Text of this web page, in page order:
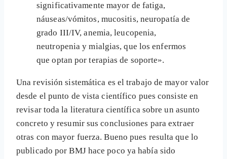
significativamente mayor de fatiga,
náuseas/vómitos, mucositis, neuropatía de
grado III/IV, anemia, leucopenia,
neutropenia y mialgias, que los enfermos
que optan por terapias de soporte».
Una revisión sistemática es el trabajo de mayor valor
desde el punto de vista científico pues consiste en
revisar toda la literatura científica sobre un asunto
concreto y resumir sus conclusiones para extraer
otras con mayor fuerza. Bueno pues resulta que lo
publicado por BMJ hace poco ya había sido